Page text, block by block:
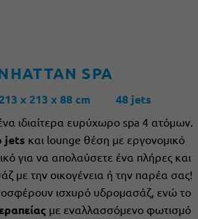
SPA
x 213 x 88 cm 48 jets
ιδιαίτερα ευρύχωρο spa 4 ατόμων.
jets και lounge θέση με εργονομικό
για να απολαύσετε ένα πλήρες και
με την οικογένεια ή την παρέα σας!
ισχυρό υδρομασάζ, ενώ το
με εναλλασσόμενο φωτισμό